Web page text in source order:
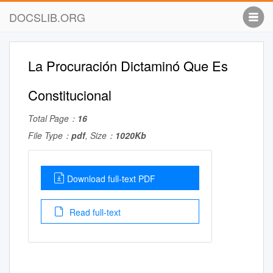
DOCSLIB.ORG
La Procuración Dictaminó Que Es
Constitucional
Total Page： 16
File Type： pdf, Size： 1020Kb
Download full-text PDF
Read full-text